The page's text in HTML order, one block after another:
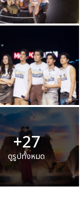
+27
ดูรูปทั้งหมด